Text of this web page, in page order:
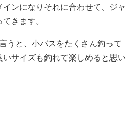
インになりそれに合わせて、ジャ
きます。
うと、小バスをたくさん釣って
サイズも釣れて楽しめると思い